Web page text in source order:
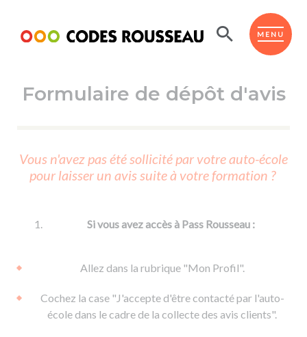
MENU
ESPACE ÉLÈVE
Code de la route
Passer l'ASSR
Réviser le code
Passer l'ETM
Permis voiture
Permis remorque
Permis & handicap
d'apprentissage
De la conduite en voiture
De la conduite à moto
Formations pro.
Permis poids lourd
Formulaire de dépôt d'avis
Vous n'avez pas été sollicité par votre auto-école
pour laisser un avis suite à votre formation ?
Si vous avez accès à Pass Rousseau :
Allez dans la rubrique "Mon Profil".
Cochez la case "J'accepte d'être contacté par l'auto-
école dans le cadre de la collecte des avis clients".